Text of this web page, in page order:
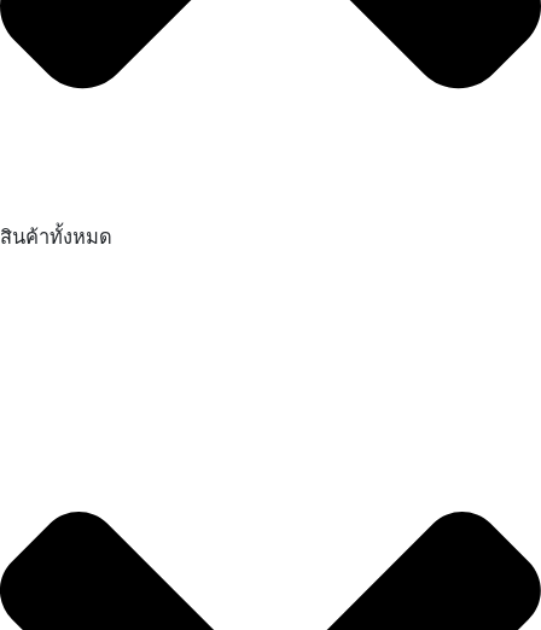
สินค้าทั้งหมด